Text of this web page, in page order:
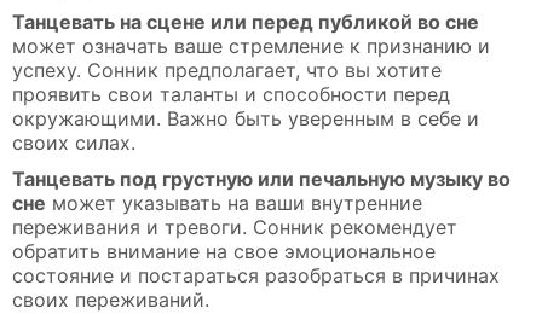
Танцевать на сцене или перед публикой во сне
может означать ваше стремление к признанию и
успеху. Сонник предполагает, что вы хотите
проявить свои таланты и способности перед
окружающими. Важно быть уверенным в себе и
своих силах.
Танцевать под грустную или печальную музыку во
сне может указывать на ваши внутренние
переживания и тревоги. Сонник рекомендует
обратить внимание на свое эмоциональное
состояние и постараться разобраться в причинах
своих переживаний.